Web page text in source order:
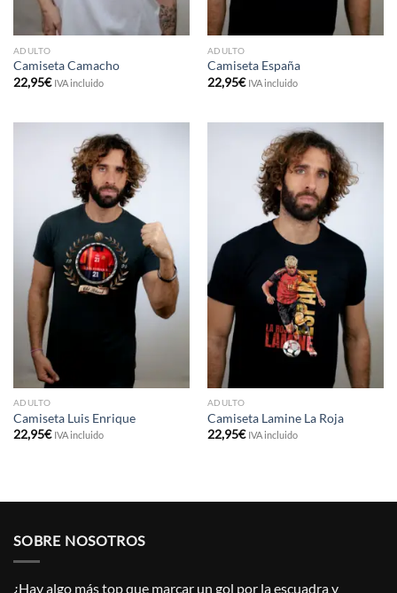
ADULTO
Camiseta Camacho
22,95€ IVA incluido
ADULTO
Camiseta España
22,95€ IVA incluido
ADULTO
Camiseta Luis Enrique
22,95€ IVA incluido
ADULTO
Camiseta Lamine La Roja
22,95€ IVA incluido
SOBRE NOSOTROS
¿Hay algo más top que marcar un gol por la escuadra y